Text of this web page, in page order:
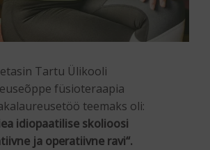
Tartu Ülikooli
füsioteraapia
teemaks oli:
idiopaatilise skolioosi
ja operatiivne ravi“.